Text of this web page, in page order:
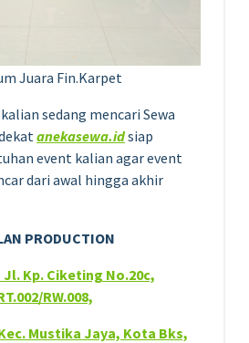
Juara Fin.Karpet
sedang mencari Sewa
anekasewa.idsiap
event kalian agar event
dari awal hingga akhir
PRODUCTION
Jl. Kp. Ciketing No.20c,
RW.008,
Mustika Jaya, Kota Bks,